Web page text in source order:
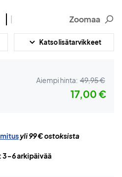
Zoomaa
Katso lisätarvikkeet
Aiempi hinta: 49,95 €
17,00 €
yli 99 € ostoksista
3-6 arkipäivää